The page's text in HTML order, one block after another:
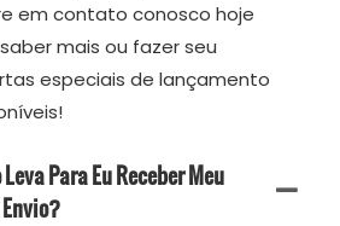
em contato conosco hoje
mais ou fazer seu
especiais de lançamento
Para Eu Receber Meu